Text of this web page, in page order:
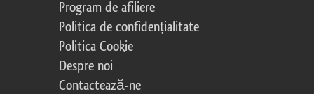
Program de afiliere
Politica de confidențialitate
Politica Cookie
Despre noi
Contactează-ne